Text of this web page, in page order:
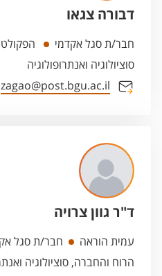
דבורה צגאו
חבר/ת סגל אקדמי
סוציולוגיה ואנתרופולוגיה
zagao@post.bgu.ac.il
ד"ר גוון צרויה
עמית הוראה חבר/ת סגל
הרוח והחברה, סוציולוגיה